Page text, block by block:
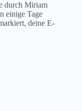
durch Miriam
einige Tage
deine E-